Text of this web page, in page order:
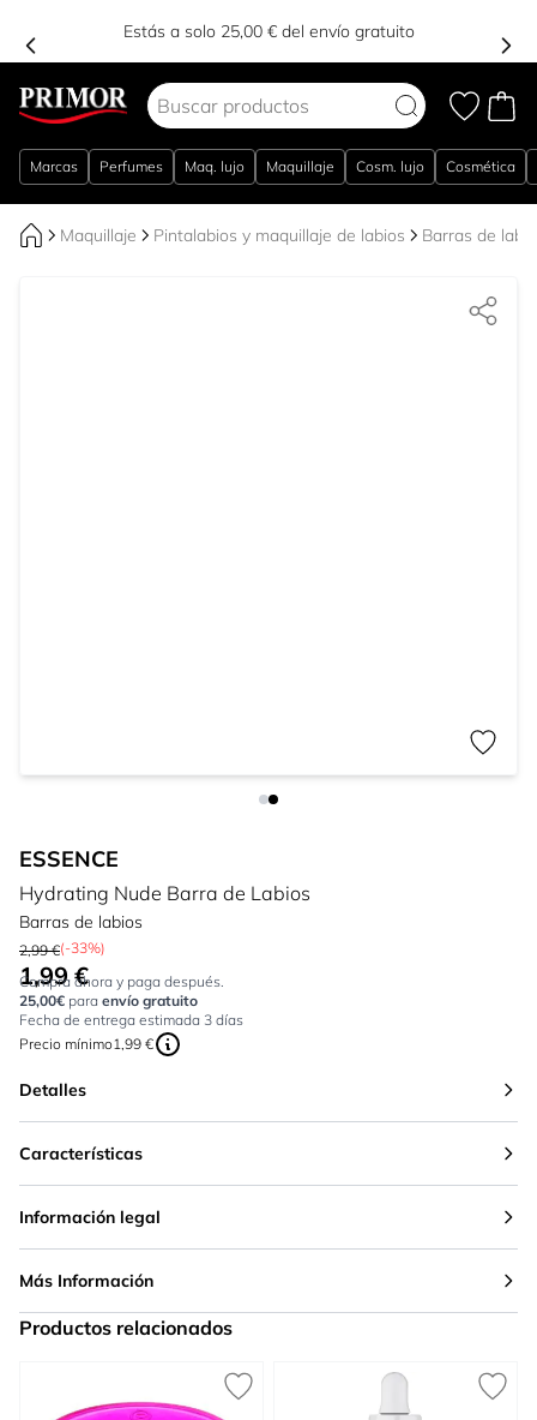
Estás a solo 25,00 € del envío gratuito
Marcas Perfumes Maq. lujo Maquillaje Cosm. lujo Cosmética
Maquillaje Pintalabios y maquillaje de labios Barras de
ESSENCE
Hydrating Nude Barra de Labios
Barras de labios
2,99 €(-33%)
Tan bajo como:
1,99 €
Compra ahora y paga después.
25,00€ para envío gratuito
Fecha de entrega estimada 3 días
Precio mínimo1,99 €
Detalles
Características
Información legal
Más Información
Productos relacionados